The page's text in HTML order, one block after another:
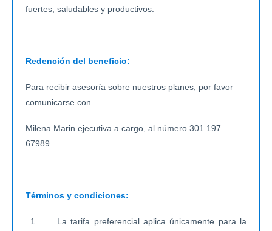
fuertes, saludables y productivos.
Redención del beneficio:
Para recibir asesoría sobre nuestros planes, por favor
comunicarse con
Milena Marin ejecutiva a cargo, al número 301 197
67989.
Términos y condiciones:
1. La tarifa preferencial aplica únicamente para la